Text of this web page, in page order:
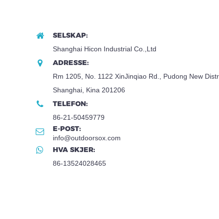
SELSKAP:
Shanghai Hicon Industrial Co.,Ltd
ADRESSE:
Rm 1205, No. 1122 XinJinqiao Rd., Pudong New
Shanghai, Kina 201206
TELEFON:
86-21-50459779
E-POST:
info@outdoorsox.com
HVA SKJER:
86-13524028465